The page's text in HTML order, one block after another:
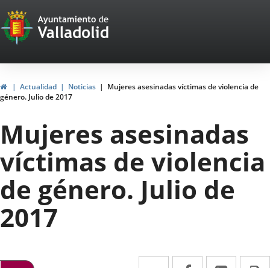
Portal
Web
del
Ayuntamiento
de
Valladolid
HomeActualidad Noticias
Mujeres asesinadas víctimas de violencia de
género. Julio de 2017
Mujeres asesinadas
víctimas de violencia
de género. Julio de
2017